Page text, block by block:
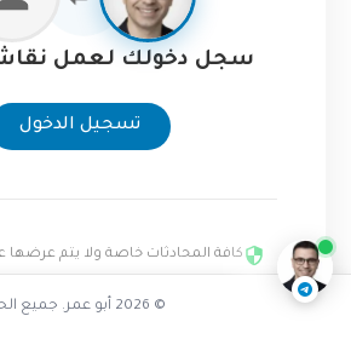
سجل دخولك لعمل
تسجيل الدخول
كافة المحادثات خاصة ولا يتم عرضها
© 2026 أبو عمر. جميع الحقوق محفوظة.